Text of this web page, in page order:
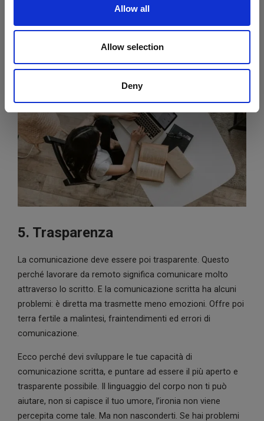
Allow all
Allow selection
Deny
remoto significa partecipare attivamente (dalla regia
suggeriscono “proattivamente”) a tutte queste occasioni di
5. Trasparenza
La comunicazione deve essere poi trasparente. Questo
perché lavorare da remoto significa comunicare molto
attraverso lo scritto. E la comunicazione scritta ha alcuni
problemi: è diretta ma trasmette meno emozioni. Offre poi
terra fertile a malintesi, fraintendimenti ed errori di
comunicazione.
Ecco perché devi sviluppare le tue capacità di
comunicazione scritta, e puntare ad essere il più aperto e
trasparente possibile. Il linguaggio del corpo non ti può
aiutare, non si capisce il tuo umore, l’ironia non viene
percepita come tale. Ma non nasconderti. Se hai problemi